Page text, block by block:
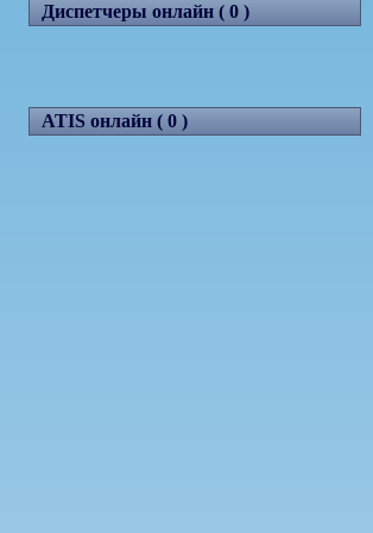
Диспетчеры онлайн ( 0 )
ATIS онлайн ( 0 )